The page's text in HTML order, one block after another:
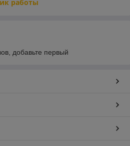
работы
добавьте первый